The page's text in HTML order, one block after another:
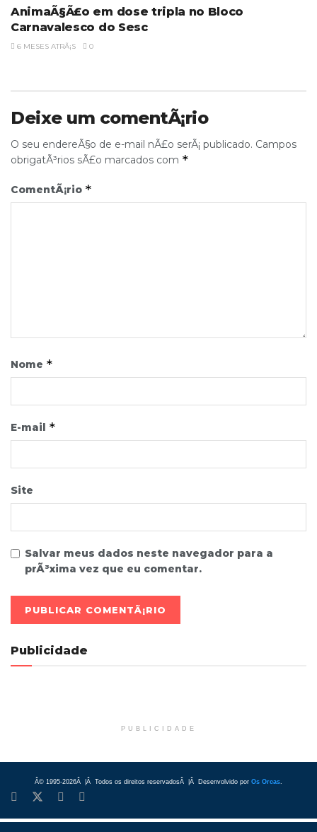
AnimaÃ§Ã£o em dose tripla no Bloco
Carnavalesco do Sesc
6 MESES ATRÃ¡S 0
Deixe um comentÃ¡rio
O seu endereÃ§o de e-mail nÃ£o serÃ¡ publicado. Campos
obrigatÃ³rios sÃ£o marcados com *
ComentÃ¡rio *
Nome *
E-mail *
Site
Salvar meus dados neste navegador para a
prÃ³xima vez que eu comentar.
Publicidade
PUBLICIDADE
Â© 1995-2026Â |Â Todos os direitos reservadosÂ |Â Desenvolvido por Os Orcas.